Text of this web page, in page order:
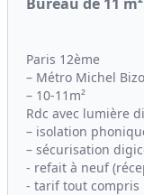
Paris 12ème
– Métro Michel
– 10-11m²
Rdc avec lumière
– isolation
– sécurisation
- refait à neuf
- tarif tout compris